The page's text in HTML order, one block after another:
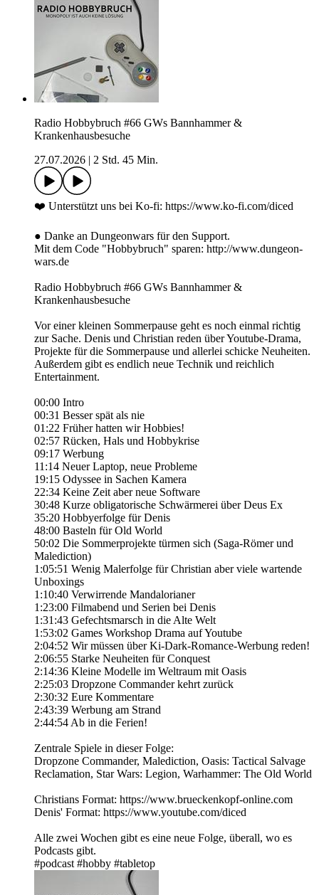
Radio Hobbybruch #66 GWs Bannhammer &
Krankenhausbesuche
27.07.2026
2 Std. 45 Min.
❤️ Unterstützt uns bei Ko-fi: https://www.ko-fi.com/diced
● Danke an Dungeonwars für den Support.
Mit dem Code "Hobbybruch" sparen: http://www.dungeon-
wars.de
Radio Hobbybruch #66 GWs Bannhammer &
Krankenhausbesuche
Vor einer kleinen Sommerpause geht es noch einmal richtig
zur Sache. Denis und Christian reden über Youtube-Drama,
Projekte für die Sommerpause und allerlei schicke Neuheiten.
Außerdem gibt es endlich neue Technik und reichlich
Entertainment.
00:00 Intro
00:31 Besser spät als nie
01:22 Früher hatten wir Hobbies!
02:57 Rücken, Hals und Hobbykrise
09:17 Werbung
11:14 Neuer Laptop, neue Probleme
19:15 Odyssee in Sachen Kamera
22:34 Keine Zeit aber neue Software
30:48 Kurze obligatorische Schwärmerei über Deus Ex
35:20 Hobbyerfolge für Denis
48:00 Basteln für Old World
50:02 Die Sommerprojekte türmen sich (Saga-Römer und
Malediction)
1:05:51 Wenig Malerfolge für Christian aber viele wartende
Unboxings
1:10:40 Verwirrende Mandalorianer
1:23:00 Filmabend und Serien bei Denis
1:31:43 Gefechtsmarsch in die Alte Welt
1:53:02 Games Workshop Drama auf Youtube
2:04:52 Wir müssen über Ki-Dark-Romance-Werbung reden!
2:06:55 Starke Neuheiten für Conquest
2:14:36 Kleine Modelle im Weltraum mit Oasis
2:25:03 Dropzone Commander kehrt zurück
2:30:32 Eure Kommentare
2:43:39 Werbung am Strand
2:44:54 Ab in die Ferien!
Zentrale Spiele in dieser Folge:
Dropzone Commander, Malediction, Oasis: Tactical Salvage
Reclamation, Star Wars: Legion, Warhammer: The Old World
Christians Format: https://www.brueckenkopf-online.com
Denis' Format: https://www.youtube.com/diced
Alle zwei Wochen gibt es eine neue Folge, überall, wo es
Podcasts gibt.
#podcast #hobby #tabletop